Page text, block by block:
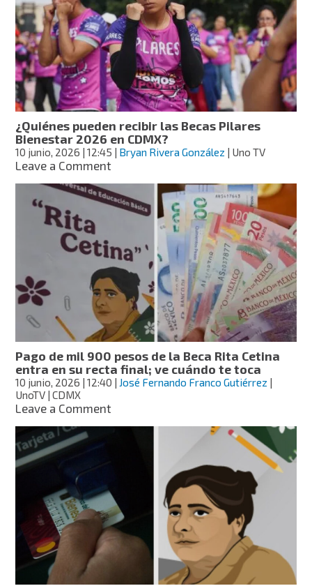
Tarjeta
Rosa
recibirán
en
junio
el
primer
depósito
de
3
mil
pesos
Guanajuato
¿Quiénes pueden recibir las Becas Pilares
Bienestar 2026 en CDMX?
10 junio, 2026 | 12:45 | Bryan Rivera González | Uno TV
Leave a Commenton
pueden
recibir
Pilares
Bienestar
2026
en
CDMX?
Pago de mil 900 pesos de la Beca Rita Cetina
entra en su recta final; ve cuándo te toca
10 junio, 2026 | 12:40 | José Fernando Franco Gutiérrez |
UnoTV | CDMX
Leave a Commenton
de
la
Beca
Rita
Cetina
entra